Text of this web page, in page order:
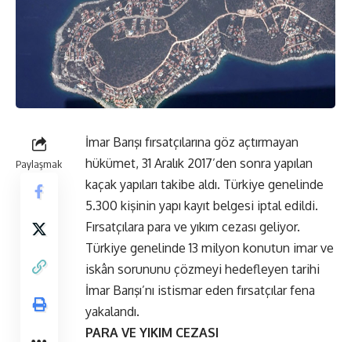
Paylaşmak
İmar Barışı fırsatçılarına göz açtırmayan
hükümet, 31 Aralık 2017’den sonra yapılan
kaçak yapıları takibe aldı. Türkiye genelinde
5.300 kişinin yapı kayıt belgesi iptal edildi.
Fırsatçılara para ve yıkım cezası geliyor.
Türkiye genelinde 13 milyon konutun imar ve
iskân sorununu çözmeyi hedefleyen tarihi
İmar Barışı’nı istismar eden fırsatçılar fena
yakalandı.
PARA VE YIKIM CEZASI